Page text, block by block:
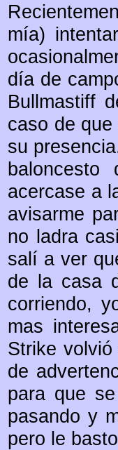
mía)
día de
Bullmastiff
caso de
su
acercase a
avisarme
no ladra
salí a ver
de la casa
corriendo,
mas
Strike
de
para que
pasando y
pero le